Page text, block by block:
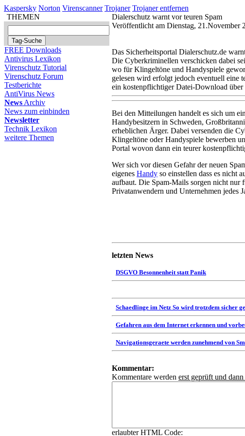
Kaspersky Norton Virenscanner Trojaner Trojaner entfernen
THEMEN
FREE Downloads
Antivirus Lexikon
Virenschutz Tutorial
Virenschutz Forum
Testberichte
AntiVirus News
News Archiv
News zum einbinden
Newsletter
Technik Lexikon
weitere Themen
Dialerschutz warnt vor teuren Spam
Veröffentlicht am Dienstag, 21.November
Das Sicherheitsportal Dialerschutz.de
Die Cyberkriminellen verschicken dabei
wo für Klingeltöne und Handyspiele
gelesen wird erfolgt jedoch eventuell eine
ein kostenpflichtiger Datei-Download über
Bei den Mitteilungen handelt es sich um
Handybesitzern in Schweden,
erheblichen Ärger. Dabei versenden die
Klingeltöne oder Handyspiele bewerben
Portal wovon dann ein teurer
Wer sich vor diesen Gefahr der neuen
eigenes Handy so einstellen dass es nicht
aufbaut. Die Spam-Mails sorgen nicht nur
Privatanwendern und Unternehmen jedes
letzten News
DSGVO Besonnenheit statt Panik
Schaedlinge im Netz So wird trotzdem sicher
Gefahren aus dem Internet erkennen und
Navigationsgeraete werden zunehmend von
Kommentar:
Kommentare werden erst geprüft und
erlaubter HTML Code: